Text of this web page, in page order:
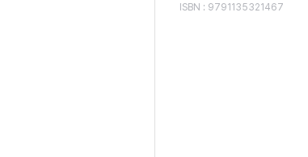
ISBN : 9791135321467